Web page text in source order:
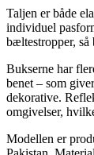
Taljen er både
individuel
bæltestropper, så
Bukserne har
benet – som
dekorative.
omgivelser,
Modellen er